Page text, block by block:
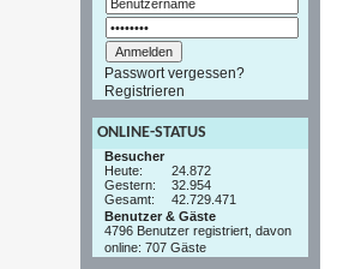
Passwort vergessen?
Registrieren
ONLINE-STATUS
Besucher
Heute:
24.872
Gestern:
32.954
Gesamt:
42.729.471
Benutzer & Gäste
4796 Benutzer registriert, davon
online: 707 Gäste